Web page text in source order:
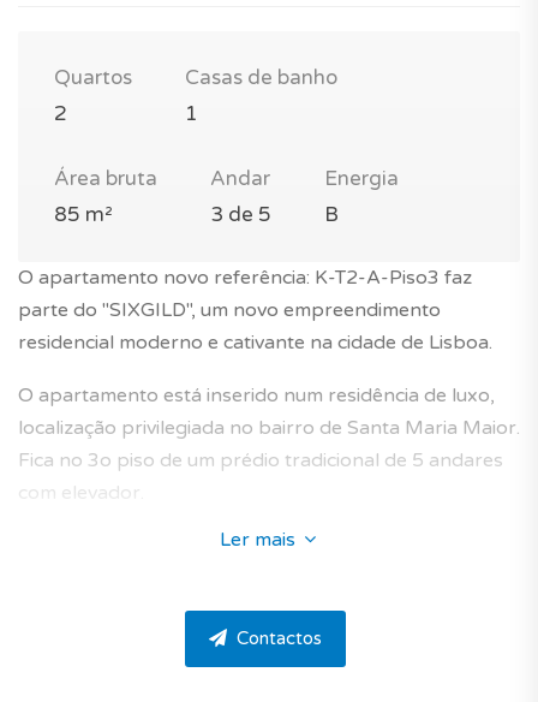
Quartos
2
Casas de banho
1
Área bruta
85 m²
Andar
3 de 5
Energia
B
O apartamento novo referência: K-T2-A-Piso3 faz
parte do "SIXGILD", um novo empreendimento
residencial moderno e cativante na cidade de Lisboa.
O apartamento está inserido num residência de luxo,
localização privilegiada no bairro de Santa Maria Maior.
Fica no 3o piso de um prédio tradicional de 5 andares
com elevador.
Este apartamento T2 novo com 85m², vai seduzi-lo com
pela sua qualidade de vida em Lisboa.
Orientação solar norte, sul e poente.
Ler mais
Contactos